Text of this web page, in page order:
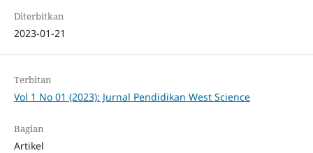
Diterbitkan
2023-01-21
Terbitan
Vol 1 No 01 (2023): Jurnal Pendidikan West Science
Bagian
Artikel